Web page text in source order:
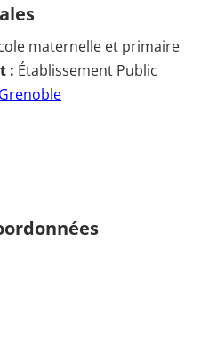
maternelle et primaire
: Établissement Public